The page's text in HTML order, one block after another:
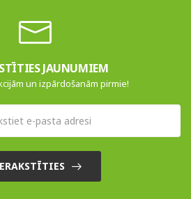
JAUNUMIEM
un izpārdošanām pirmie!